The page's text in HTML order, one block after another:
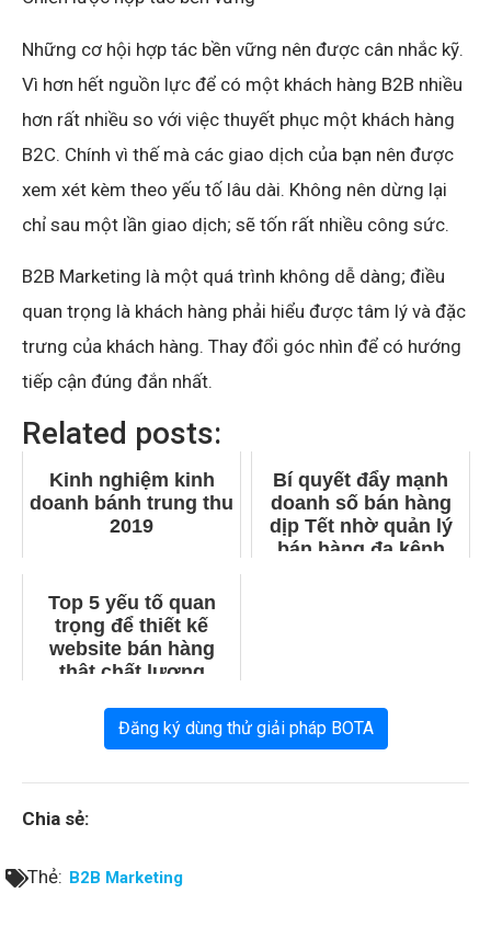
Những cơ hội hợp tác bền vững nên được cân nhắc kỹ.
Vì hơn hết nguồn lực để có một khách hàng B2B nhiều
hơn rất nhiều so với việc thuyết phục một khách hàng
B2C. Chính vì thế mà các giao dịch của bạn nên được
xem xét kèm theo yếu tố lâu dài. Không nên dừng lại
chỉ sau một lần giao dịch; sẽ tốn rất nhiều công sức.
B2B Marketing là một quá trình không dễ dàng; điều
quan trọng là khách hàng phải hiểu được tâm lý và đặc
trưng của khách hàng. Thay đổi góc nhìn để có hướng
tiếp cận đúng đắn nhất.
Related posts:
Kinh nghiệm kinh
doanh bánh trung thu
2019
Bí quyết đẩy mạnh
doanh số bán hàng
dịp Tết nhờ quản lý
bán hàng đa kênh
Top 5 yếu tố quan
trọng để thiết kế
website bán hàng
thật chất lượng
Đăng ký dùng thử giải pháp BOTA
Chia sẻ:
Thẻ: B2B Marketing